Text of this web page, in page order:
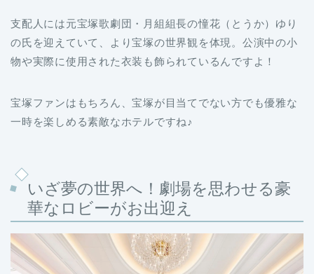
支配人には元宝塚歌劇団・月組組長の憧花（とうか）ゆり
の氏を迎えていて、より宝塚の世界観を体現。公演中の小
物や実際に使用された衣装も飾られているんですよ！
宝塚ファンはもちろん、宝塚が目当てでない方でも優雅な
一時を楽しめる素敵なホテルですね♪
いざ夢の世界へ！劇場を思わせる豪
華なロビーがお出迎え